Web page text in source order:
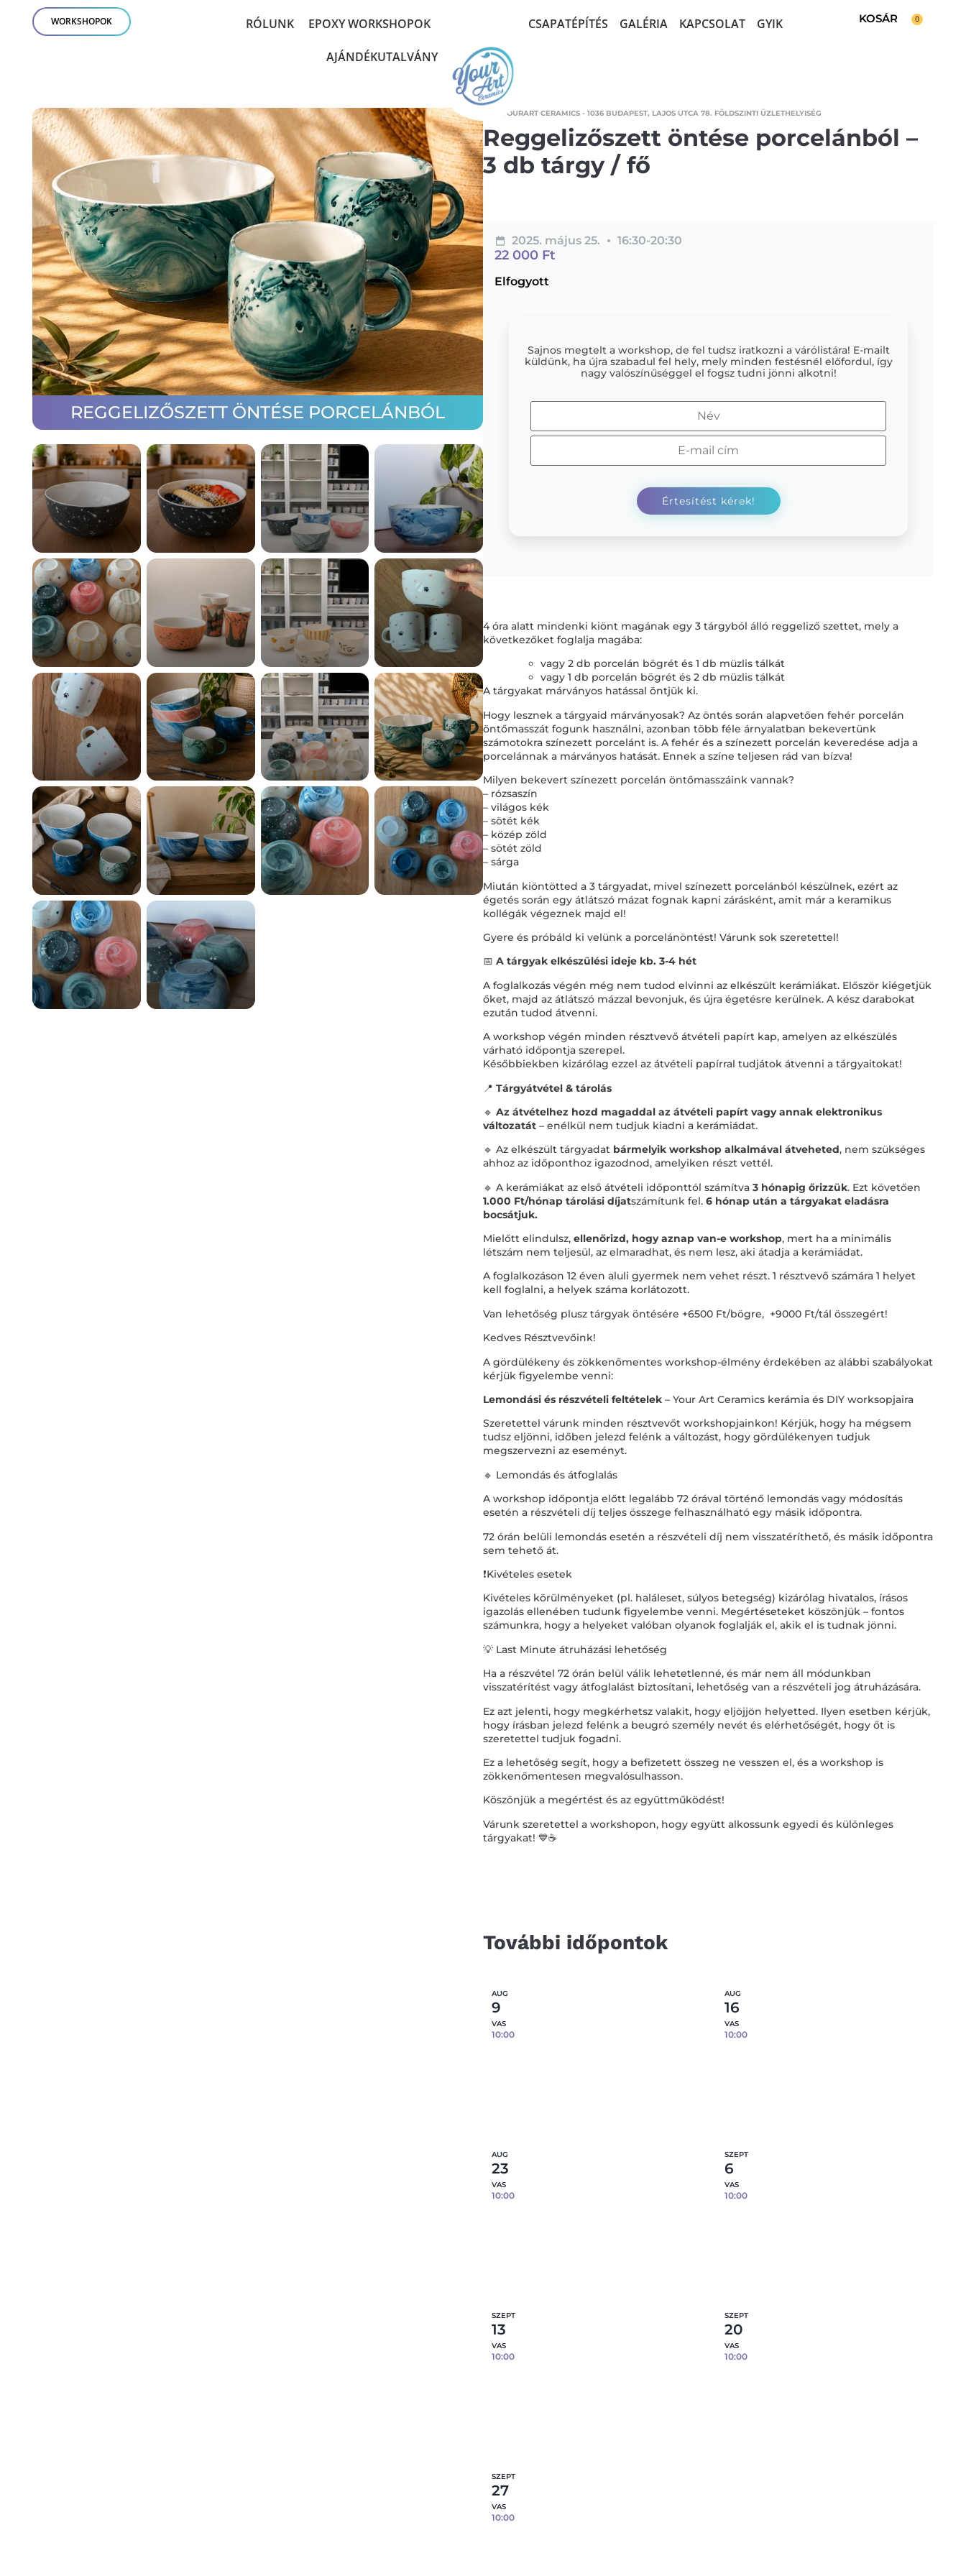
WORKSHOPOK RÓLUNK EPOXY WORKSHOPOK
AJÁNDÉKUTALVÁNY
CSAPATÉPÍTÉS GALÉRIA KAPCSOLAT GYIK 0
REGGELIZŐSZETT ÖNTÉSE PORCELÁNBÓL
YOURART CERAMICS - 1036 BUDAPEST, LAJOS UTCA 78. FÖLDSZINTI ÜZLETHELYISÉG
Reggelizőszett öntése porcelánból –
3 db tárgy / fő
2025. május 25. 16:30-20:30
22 000 Ft
Elfogyott
Sajnos megtelt a workshop, de fel tudsz iratkozni a várólistára! E-mailt
küldünk, ha újra szabadul fel hely, mely minden festésnél előfordul, így
nagy valószínűséggel el fogsz tudni jönni alkotni!
4 óra alatt mindenki kiönt magának egy 3 tárgyból álló reggeliző szettet, mely a
következőket foglalja magába:
vagy 2 db porcelán bögrét és 1 db müzlis tálkát
vagy 1 db porcelán bögrét és 2 db müzlis tálkát
A tárgyakat márványos hatással öntjük ki.
Hogy lesznek a tárgyaid márványosak? Az öntés során alapvetően fehér porcelán
öntőmasszát fogunk használni, azonban több féle árnyalatban bekevertünk
számotokra színezett porcelánt is. A fehér és a színezett porcelán keveredése adja a
porcelánnak a márványos hatását. Ennek a színe teljesen rád van bízva!
Milyen bekevert színezett porcelán öntőmasszáink vannak?
– rózsaszín
– világos kék
– sötét kék
– közép zöld
– sötét zöld
– sárga
Miután kiöntötted a 3 tárgyadat, mivel színezett porcelánból készülnek, ezért az
égetés során egy átlátszó mázat fognak kapni zárásként, amit már a keramikus
kollégák végeznek majd el!
Gyere és próbáld ki velünk a porcelánöntést! Várunk sok szeretettel!
📅 A tárgyak elkészülési ideje kb. 3-4 hét
A foglalkozás végén még nem tudod elvinni az elkészült kerámiákat. Először kiégetjük
őket, majd az átlátszó mázzal bevonjuk, és újra égetésre kerülnek. A kész darabokat
ezután tudod átvenni.
A workshop végén minden résztvevő átvételi papírt kap, amelyen az elkészülés
várható időpontja szerepel.
Későbbiekben kizárólag ezzel az átvételi papírral tudjátok átvenni a tárgyaitokat!
📍 Tárgyátvétel & tárolás
🔹 Az átvételhez hozd magaddal az átvételi papírt vagy annak elektronikus
változatát – enélkül nem tudjuk kiadni a kerámiádat.
🔹 Az elkészült tárgyadat bármelyik workshop alkalmával átveheted, nem szükséges
ahhoz az időponthoz igazodnod, amelyiken részt vettél.
🔹 A kerámiákat az első átvételi időponttól számítva 3 hónapig őrizzük. Ezt követően
1.000 Ft/hónap tárolási díjatszámítunk fel. 6 hónap után a tárgyakat eladásra
bocsátjuk.
Mielőtt elindulsz, ellenőrizd, hogy aznap van-e workshop, mert ha a minimális
létszám nem teljesül, az elmaradhat, és nem lesz, aki átadja a kerámiádat.
A foglalkozáson 12 éven aluli gyermek nem vehet részt. 1 résztvevő számára 1 helyet
kell foglalni, a helyek száma korlátozott.
Van lehetőség plusz tárgyak öntésére +6500 Ft/bögre, +9000 Ft/tál összegért!
Kedves Résztvevőink!
A gördülékeny és zökkenőmentes workshop-élmény érdekében az alábbi szabályokat
kérjük figyelembe venni:
Lemondási és részvételi feltételek – Your Art Ceramics kerámia és DIY worksopjaira
Szeretettel várunk minden résztvevőt workshopjainkon! Kérjük, hogy ha mégsem
tudsz eljönni, időben jelezd felénk a változást, hogy gördülékenyen tudjuk
megszervezni az eseményt.
🔹 Lemondás és átfoglalás
A workshop időpontja előtt legalább 72 órával történő lemondás vagy módosítás
esetén a részvételi díj teljes összege felhasználható egy másik időpontra.
72 órán belüli lemondás esetén a részvételi díj nem visszatéríthető, és másik időpontra
sem tehető át.
❗Kivételes esetek
Kivételes körülményeket (pl. haláleset, súlyos betegség) kizárólag hivatalos, írásos
igazolás ellenében tudunk figyelembe venni. Megértéseteket köszönjük – fontos
számunkra, hogy a helyeket valóban olyanok foglalják el, akik el is tudnak jönni.
💡 Last Minute átruházási lehetőség
Ha a részvétel 72 órán belül válik lehetetlenné, és már nem áll módunkban
visszatérítést vagy átfoglalást biztosítani, lehetőség van a részvételi jog átruházására.
Ez azt jelenti, hogy megkérhetsz valakit, hogy eljöjjön helyetted. Ilyen esetben kérjük,
hogy írásban jelezd felénk a beugró személy nevét és elérhetőségét, hogy őt is
szeretettel tudjuk fogadni.
Ez a lehetőség segít, hogy a befizetett összeg ne vesszen el, és a workshop is
zökkenőmentesen megvalósulhasson.
Köszönjük a megértést és az együttműködést!
Várunk szeretettel a workshopon, hogy együtt alkossunk egyedi és különleges
tárgyakat! 💙☕️
További időpontok
AUG
9
VAS
10:00
AUG
16
VAS
10:00
AUG
23
VAS
10:00
SZEPT
6
VAS
10:00
SZEPT
13
VAS
10:00
SZEPT
20
VAS
10:00
SZEPT
27
VAS
10:00